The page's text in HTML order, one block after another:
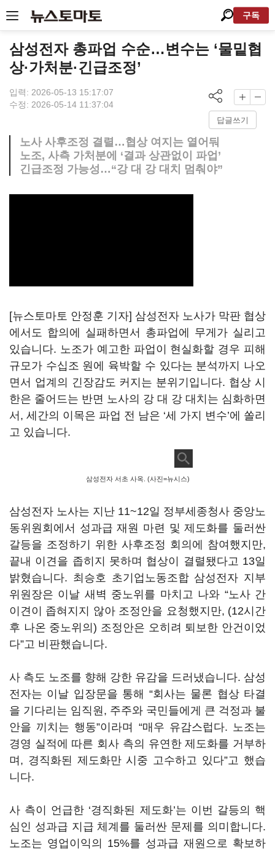
구독
삼성전자 총파업 수순…변수는 ‘물밑협
상·가처분·긴급조정’
입력: 2026-05-13 15:17:07
수정: 2026-05-14 11:37:04
답글쓰기
노사 사후조정 결렬…협상 여지는 열어둬
노조, 사측 가처분에 ‘결과 상관없이 파업’
긴급조정 가능성…“강 대 강 대치 멈춰야”
[뉴스토마토 안정훈 기자] 삼성전자 노사가 막판 협상
에서도 합의에 실패하면서 총파업에 무게가 실리고
있습니다. 노조가 예고한 파업이 현실화할 경우 피해
규모가 수십조 원에 육박할 수 있다는 분석까지 나오
면서 업계의 긴장감도 커지는 분위기입니다. 협상 시
한은 줄어드는 반면 노사의 강 대 강 대치는 심화하면
서, 세간의 이목은 파업 전 남은 ‘세 가지 변수’에 쏠리
고 있습니다.
삼성전자 서초 사옥. (사진=뉴시스)
삼성전자 노사는 지난 11~12일 정부세종청사 중앙노
동위원회에서 성과급 재원 마련 및 제도화를 둘러싼
갈등을 조정하기 위한 사후조정 회의에 참여했지만,
끝내 이견을 좁히지 못하며 협상이 결렬됐다고 13일
밝혔습니다. 최승호 초기업노동조합 삼성전자 지부
위원장은 이날 새벽 중노위를 마치고 나와 “노사 간
이견이 좁혀지지 않아 조정안을 요청했지만, (12시간
후 나온 중노위의) 조정안은 오히려 퇴보한 안건이었
다”고 비판했습니다.
사 측도 노조를 향해 강한 유감을 드러냈습니다. 삼성
전자는 이날 입장문을 통해 “회사는 물론 협상 타결
을 기다리는 임직원, 주주와 국민들에게 큰 걱정과 불
안을 끼치는 행동”이라며 “매우 유감스럽다. 노조는
경영 실적에 따른 회사 측의 유연한 제도화를 거부하
며, 경직화된 제도화만 시중 고수하고 있다”고 했습
니다.
사 측이 언급한 ‘경직화된 제도화’는 이번 갈등의 핵
심인 성과급 지급 체계를 둘러싼 문제를 의미합니다.
노조는 영업이익의 15%를 성과급 재원으로 확보하